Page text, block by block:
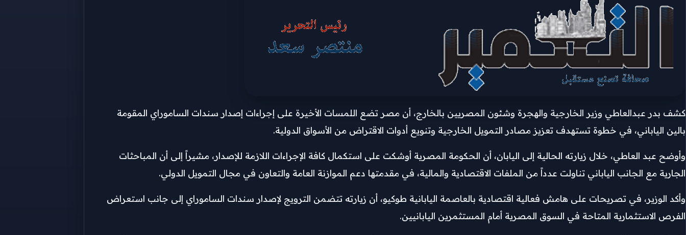
كشف بدر عبدالعاطي وزير الخارجية والهجرة وشئون المصريين بالخارج، أن مصر تضع اللمسات الأخيرة على إجراءات إصدار سندات الساموراي المقومة
بالين الياباني، في خطوة تستهدف تعزيز مصادر التمويل الخارجية وتنويع أدوات الاقتراض من الأسواق الدولية.
وأوضح عبد العاطي، خلال زيارته الحالية إلى اليابان، أن الحكومة المصرية أوشكت على استكمال كافة الإجراءات اللازمة للإصدار، مشيراً إلى أن المباحثات
الجارية مع الجانب الياباني تناولت عدداً من الملفات الاقتصادية والمالية، في مقدمتها دعم الموازنة العامة والتعاون في مجال التمويل الدولي.
وأكد الوزير، في تصريحات على هامش فعالية اقتصادية بالعاصمة اليابانية طوكيو، أن زيارته تتضمن الترويج لإصدار سندات الساموراي إلى جانب استعراض
الفرص الاستثمارية المتاحة في السوق المصرية أمام المستثمرين اليابانيين.